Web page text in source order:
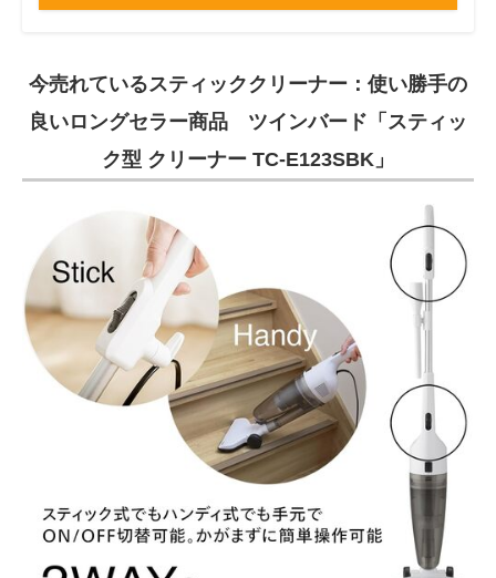
今売れているスティッククリーナー：使い勝手の
良いロングセラー商品 ツインバード「スティッ
ク型 クリーナー TC-E123SBK」